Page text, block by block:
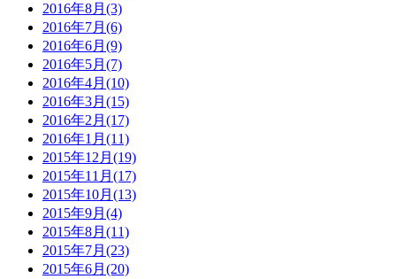
2016年8月(3)
2016年7月(6)
2016年6月(9)
2016年5月(7)
2016年4月(10)
2016年3月(15)
2016年2月(17)
2016年1月(11)
2015年12月(19)
2015年11月(17)
2015年10月(13)
2015年9月(4)
2015年8月(11)
2015年7月(23)
2015年6月(20)